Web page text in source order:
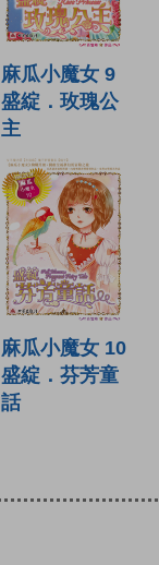
麻瓜小魔女 9
盛綻．玫瑰公
主
麻瓜小魔女 10
盛綻．芬芳童
話